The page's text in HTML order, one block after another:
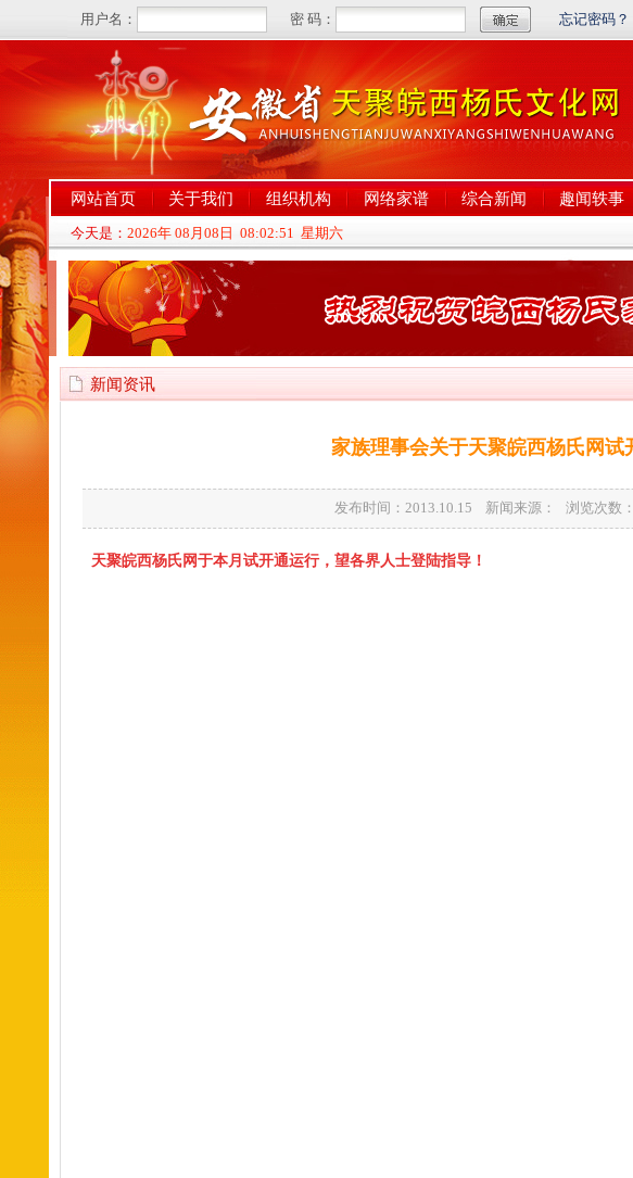
网站首页 关于我们 组织机构 网络家谱 综合新闻 趣闻轶事
今天是： 2026年 08月08日 08:02:52 星期六
新闻资讯
家族理事会关于天聚皖西杨氏网试
发布时间：2013.10.15 新闻来源： 浏览次数：
天聚皖西杨氏网于本月试开通运行，望各界人士登陆指导！